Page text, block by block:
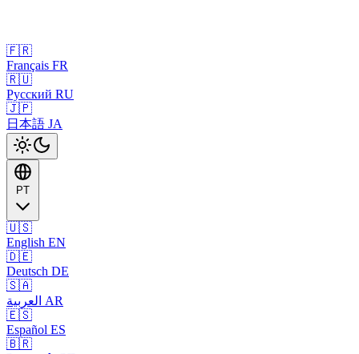
🇫🇷
Français FR
🇷🇺
Русский RU
🇯🇵
日本語 JA
PT
🇺🇸
English EN
🇩🇪
Deutsch DE
🇸🇦
العربية AR
🇪🇸
Español ES
🇧🇷